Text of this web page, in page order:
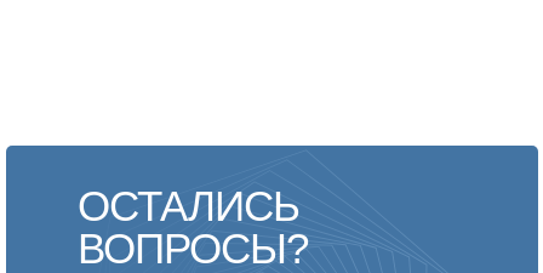
ОСТАЛИСЬ
ВОПРОСЫ?